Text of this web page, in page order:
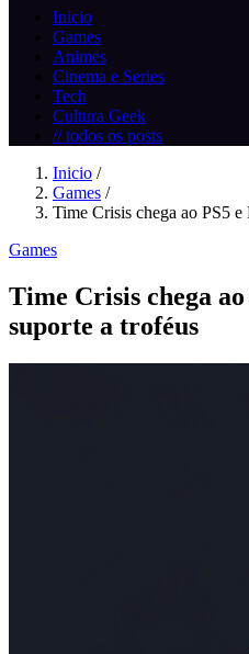
Inicio
Games
Animes
Cinema e Series
Tech
Cultura Geek
// todos os posts
Inicio /
Games /
Time Crisis chega ao PS5 e
Games
Time Crisis chega ao
suporte a troféus